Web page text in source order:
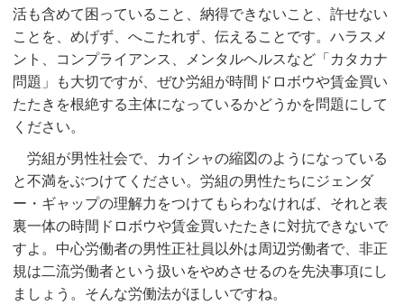
活も含めて困っていること、納得できないこと、許せない
ことを、めげず、へこたれず、伝えることです。ハラスメ
ント、コンプライアンス、メンタルヘルスなど「カタカナ
問題」も大切ですが、ぜひ労組が時間ドロボウや賃金買い
たたきを根絶する主体になっているかどうかを問題にして
ください。
労組が男性社会で、カイシャの縮図のようになっている
と不満をぶつけてください。労組の男性たちにジェンダ
ー・ギャップの理解力をつけてもらわなければ、それと表
裏一体の時間ドロボウや賃金買いたたきに対抗できないで
すよ。中心労働者の男性正社員以外は周辺労働者で、非正
規は二流労働者という扱いをやめさせるのを先決事項にし
ましょう。そんな労働法がほしいですね。